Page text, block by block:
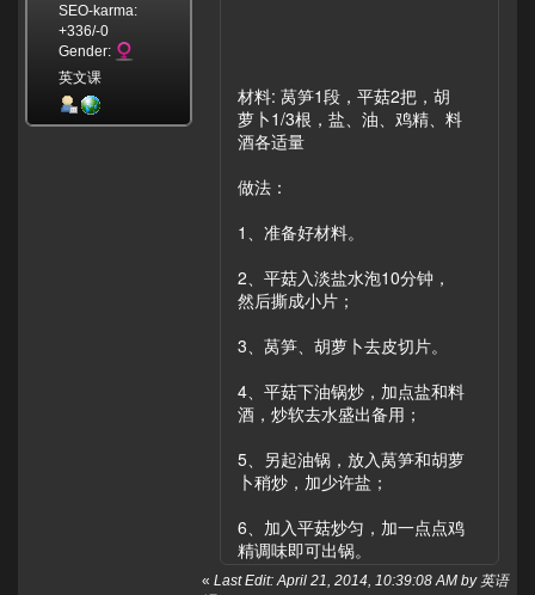
SEO-karma:
+336/-0
Gender:
英文课
材料: 莴笋1段，平菇2把，胡
萝卜1/3根，盐、油、鸡精、料
酒各适量
做法：
1、准备好材料。
2、平菇入淡盐水泡10分钟，
然后撕成小片；
3、莴笋、胡萝卜去皮切片。
4、平菇下油锅炒，加点盐和料
酒，炒软去水盛出备用；
5、另起油锅，放入莴笋和胡萝
卜稍炒，加少许盐；
6、加入平菇炒匀，加一点点鸡
精调味即可出锅。
« Last Edit: April 21, 2014, 10:39:08 AM by 英语